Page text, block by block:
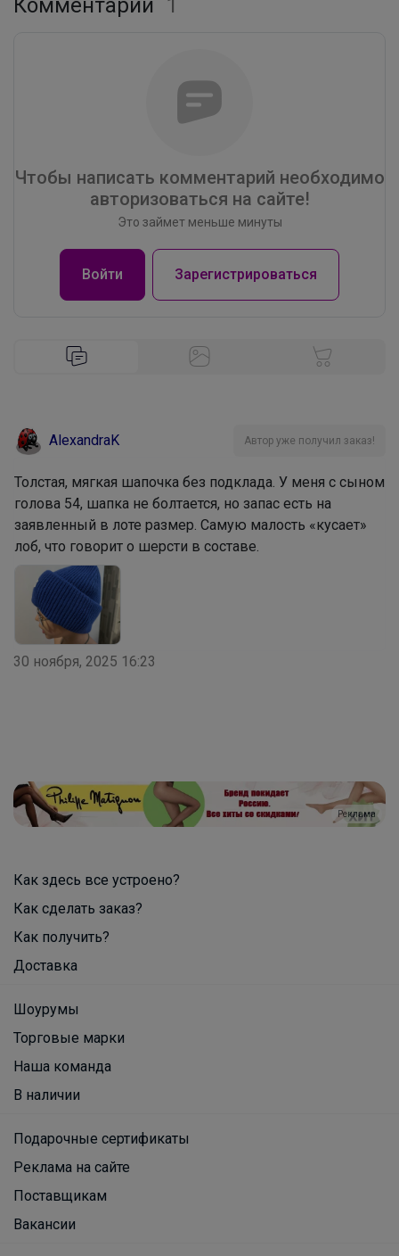
Чтобы написать комментарий необходимо
авторизоваться на сайте!
Это займет меньше минуты
Войти Зарегистрироваться
AlexandraK Автор уже получил заказ!
Толстая, мягкая шапочка без подклада. У меня с сыном
голова 54, шапка не болтается, но запас есть на
заявленный в лоте размер. Самую малость «кусает»
лоб, что говорит о шерсти в составе.
30 ноября, 2025 16:23
Реклама
Как здесь все устроено?
Как сделать заказ?
Как получить?
Доставка
Шоурумы
Торговые марки
Наша команда
В наличии
Подарочные сертификаты
Реклама на сайте
Поставщикам
Вакансии
Ультрамягкий грифель. Плотный
укрывистый цвет Яркость, перед
которой отступает даже самая темная
_Настя_
Большой ассортимент школьных
рюкзаков
Брюнетка
В школу с радостью! всё в наличии
Красотка
Стильные и продуманные до мелочей
рюкзаки GRIZZLY
Джилка
Леныра
Кроссовки
От простых карандашей до ярких
красок для холста — изобилие
чистого листа
_Настя_
Рубашки, поло, жилеты для мальчиков
до 188 размера